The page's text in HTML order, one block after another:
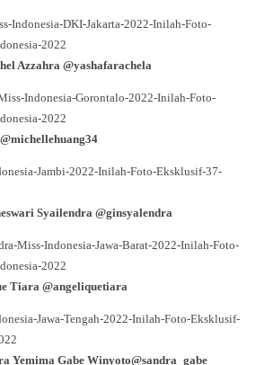
Azzahra @yashafarachela
Syailendra @ginsyalendra
Tiara @angeliquetiara
Yemima Gabe Winyoto@sandra_gabe